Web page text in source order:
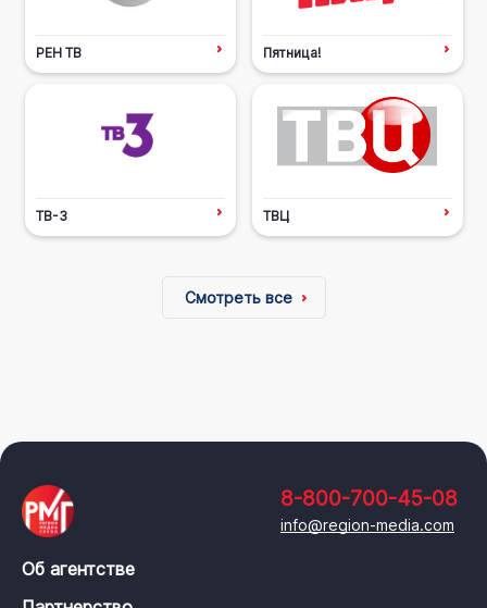
РЕН ТВ Пятница!
ТВ-3 ТВЦ
Смотреть все
8-800-700-45-08
info@region-media.com
Об агентстве